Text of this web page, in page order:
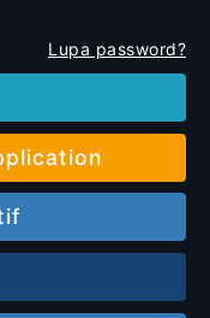
Lupa password?
mobile application